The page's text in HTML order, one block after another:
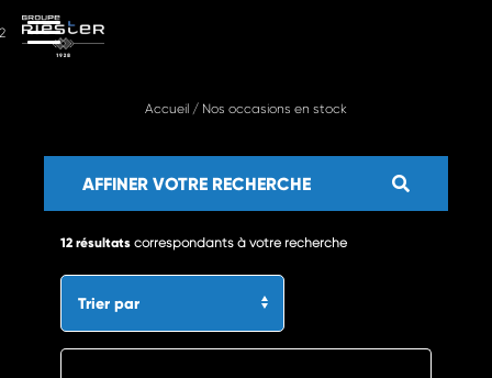
Accueil / Nos occasions en stock
AFFINER VOTRE RECHERCHE
12 résultats correspondants à votre recherche